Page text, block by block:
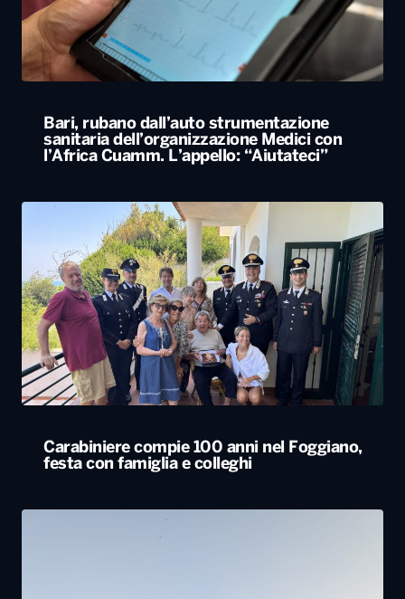
Bari, rubano dall’auto strumentazione
sanitaria dell’organizzazione Medici con
l’Africa Cuamm. L’appello: “Aiutateci”
Carabiniere compie 100 anni nel Foggiano,
festa con famiglia e colleghi